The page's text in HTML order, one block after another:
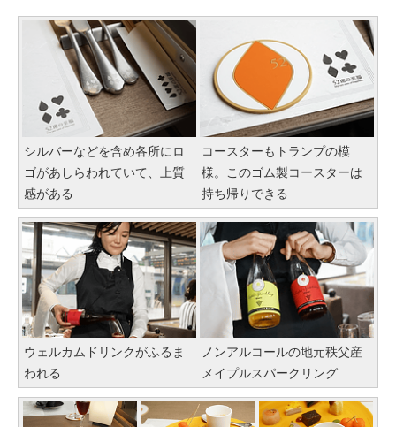
シルバーなどを含め各所にロ
ゴがあしらわれていて、上質
感がある
コースターもトランプの模
様。このゴム製コースターは
持ち帰りできる
ウェルカムドリンクがふるま
われる
ノンアルコールの地元秩父産
メイプルスパークリング